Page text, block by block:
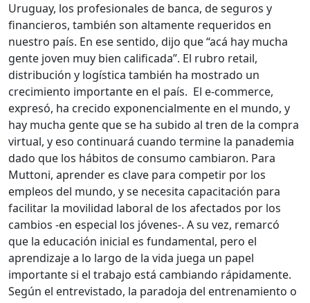
Uruguay, los profesionales de banca, de seguros y
financieros, también son altamente requeridos en
nuestro país. En ese sentido, dijo que “acá hay mucha
gente joven muy bien calificada”. El rubro retail,
distribución y logística también ha mostrado un
crecimiento importante en el país. El e-commerce,
expresó, ha crecido exponencialmente en el mundo, y
hay mucha gente que se ha subido al tren de la compra
virtual, y eso continuará cuando termine la panademia
dado que los hábitos de consumo cambiaron. Para
Muttoni, aprender es clave para competir por los
empleos del mundo, y se necesita capacitación para
facilitar la movilidad laboral de los afectados por los
cambios -en especial los jóvenes-. A su vez, remarcó
que la educación inicial es fundamental, pero el
aprendizaje a lo largo de la vida juega un papel
importante si el trabajo está cambiando rápidamente.
Según el entrevistado, la paradoja del entrenamiento o